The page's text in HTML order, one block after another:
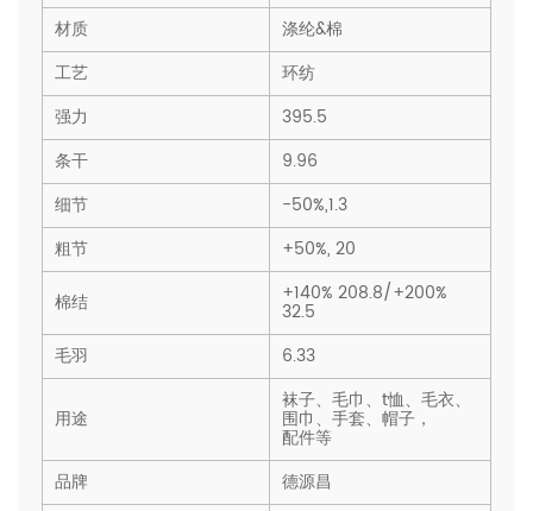
材质
涤纶&棉
工艺
环纺
强力
395.5
条干
9.96
细节
-50%,1.3
粗节
+50%, 20
棉结 +140% 208.8/+200%
32.5
毛羽
6.33
用途
袜子、毛巾、t恤、毛衣、
围巾、手套、帽子，
配件等
品牌
德源昌